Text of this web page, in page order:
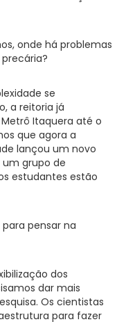
onde há problemas
se
a reitoria já
Itaquera até o
que agora a
lançou um novo
grupo de
estudantes estão
pensar na
dos
dar mais
Os cientistas
para fazer